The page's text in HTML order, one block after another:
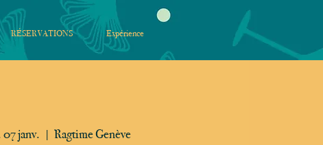
RÉSERVATIONS Expérience
janv.
  |
Ragtime Genève